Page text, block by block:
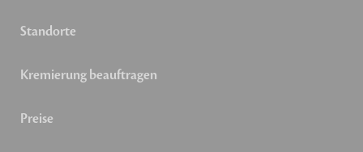
Standorte
Kremierung beauftragen
Preise